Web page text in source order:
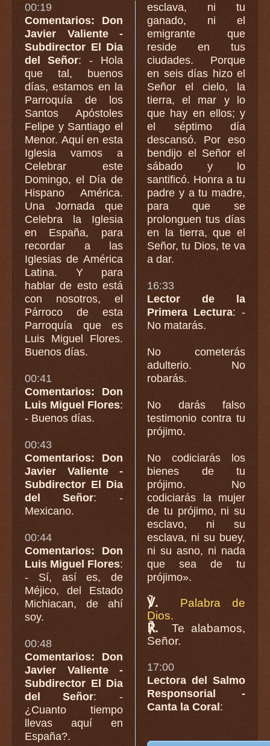
00:19
Comentarios: Don
Javier Valiente -
Subdirector El Dia
del Señor: - Hola
que tal, buenos
días, estamos en la
Parroquía de los
Santos Apóstoles
Felipe y Santiago el
Menor. Aquí en esta
Iglesia vamos a
Celebrar este
Domingo, el Día de
Hispano América.
Una Jornada que
Celebra la Iglesia
en España, para
recordar a las
Iglesias de América
Latina. Y para
hablar de esto está
con nosotros, el
Párroco de esta
Parroquía que es
Luis Miguel Flores.
Buenos días.
00:41
Comentarios: Don
Luis Miguel Flores:
- Buenos días.
00:43
Comentarios: Don
Javier Valiente -
Subdirector El Dia
del Señor: -
Mexicano.
00:44
Comentarios: Don
Luis Miguel Flores:
- Sí, así es, de
Méjico, del Estado
Michiacan, de ahí
soy.
00:48
Comentarios: Don
Javier Valiente -
Subdirector El Dia
del Señor: -
¿Cuanto tiempo
llevas aquí en
España?.
esclava, ni tu
ganado, ni el
emigrante que
reside en tus
ciudades. Porque
en seis días hizo el
Señor el cielo, la
tierra, el mar y lo
que hay en ellos; y
el séptimo día
descansó. Por eso
bendijo el Señor el
sábado y lo
santificó. Honra a tu
padre y a tu madre,
para que se
prolonguen tus días
en la tierra, que el
Señor, tu Dios, te va
a dar.
16:33
Lector de la
Primera Lectura: -
No matarás.
No cometerás
adulterio. No
robarás.
No darás falso
testimonio contra tu
prójimo.
No codiciarás los
bienes de tu
prójimo. No
codiciarás la mujer
de tu prójimo, ni su
esclavo, ni su
esclava, ni su buey,
ni su asno, ni nada
que sea de tu
prójimo».
℣.
Palabra de
Dios.
℟.
Te alabamos,
Señor.
17:00
Lectora del Salmo
Responsorial -
Canta la Coral: